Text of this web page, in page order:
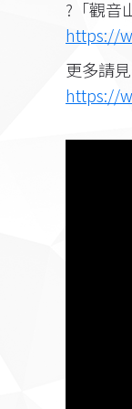
?「觀音
https://
更多請
https://